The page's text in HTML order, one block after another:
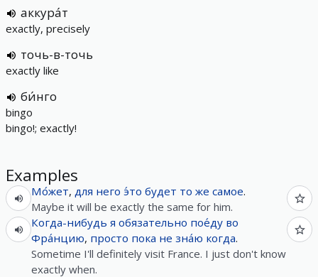
аккура́т
exactly, precisely
точь-в-точь
exactly like
би́нго
bingo
bingo!; exactly!
Examples
Мо́жет, для него э́то будет то же самое.
Maybe it will be exactly the same for him.
Когда-нибудь я обязательно пое́ду во
Фра́нцию, просто пока не зна́ю когда.
Sometime I'll definitely visit France. I just don't know
exactly when.